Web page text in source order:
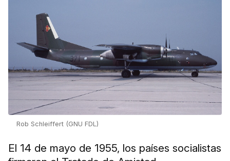
Rob Schleiffert (GNU FDL)
El 14 de mayo de 1955, los países socialistas